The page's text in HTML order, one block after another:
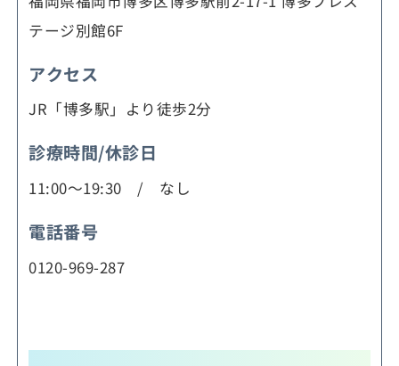
テージ別館6F
アクセス
JR「博多駅」より徒歩2分
診療時間/休診日
11:00～19:30 / なし
電話番号
0120-969-287